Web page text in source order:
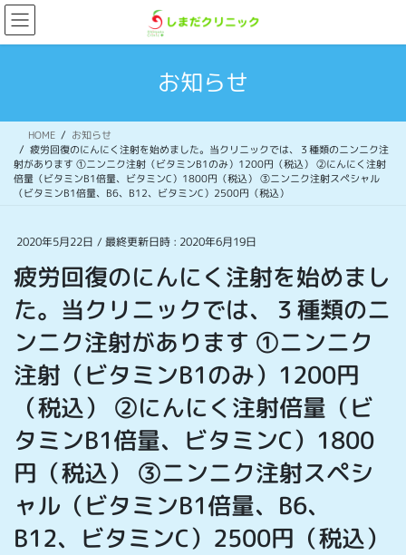
コ
ン
テ
ス
ナ
ビ
ゲ
ン
お知らせ
HOME
お知らせ
疲労回復のにんにく注射を始めました。当クリニックでは、３種類のニンニク注
射があります ①ニンニク注射（ビタミンB1のみ）1200円（税込） ②にんにく注射
倍量（ビタミンB1倍量、ビタミンC）1800円（税込） ③ニンニク注射スペシャル
（ビタミンB1倍量、B6、B12、ビタミンC）2500円（税込）
2020年5月22日 / 最終更新日時 : 2020年6月19日
疲労回復のにんにく注射を始めまし
た。当クリニックでは、３種類のニ
ンニク注射があります ①ニンニク
注射（ビタミンB1のみ）1200円
（税込） ②にんにく注射倍量（ビ
タミンB1倍量、ビタミンC）1800
円（税込） ③ニンニク注射スペシ
ャル（ビタミンB1倍量、B6、
B12、ビタミンC）2500円（税込）